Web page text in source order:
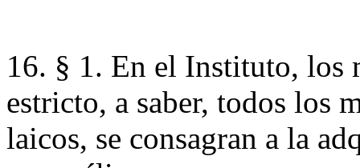
16. § 1. En el Instituto, los
estricto, a saber, todos los
laicos, se consagran a la